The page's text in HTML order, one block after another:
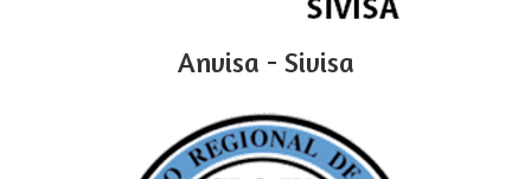
Anvisa - Sivisa